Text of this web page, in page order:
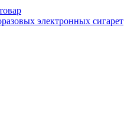
электронных сигарет